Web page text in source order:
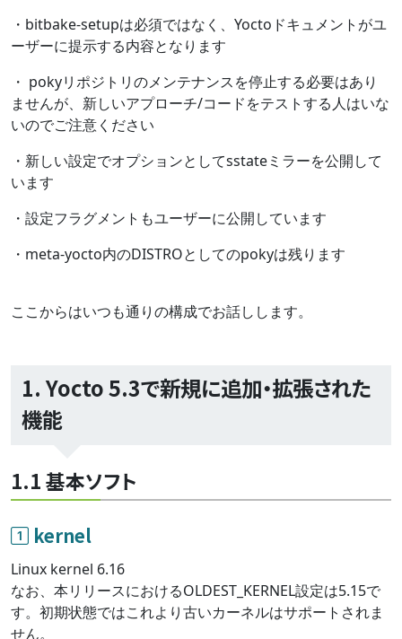
・bitbake-setupは必須ではなく、Yoctoドキュメントがユ
ーザーに提示する内容となります
・ pokyリポジトリのメンテナンスを停止する必要はあり
ませんが、新しいアプローチ/コードをテストする人はいな
いのでご注意ください
・新しい設定でオプションとしてsstateミラーを公開して
います
・設定フラグメントもユーザーに公開しています
・meta-yocto内のDISTROとしてのpokyは残ります
ここからはいつも通りの構成でお話しします。
1. Yocto 5.3で新規に追加・拡張された
機能
1.1 基本ソフト
kernel
Linux kernel 6.16
なお、本リリースにおけるOLDEST_KERNEL設定は5.15で
す。初期状態ではこれより古いカーネルはサポートされま
せん。